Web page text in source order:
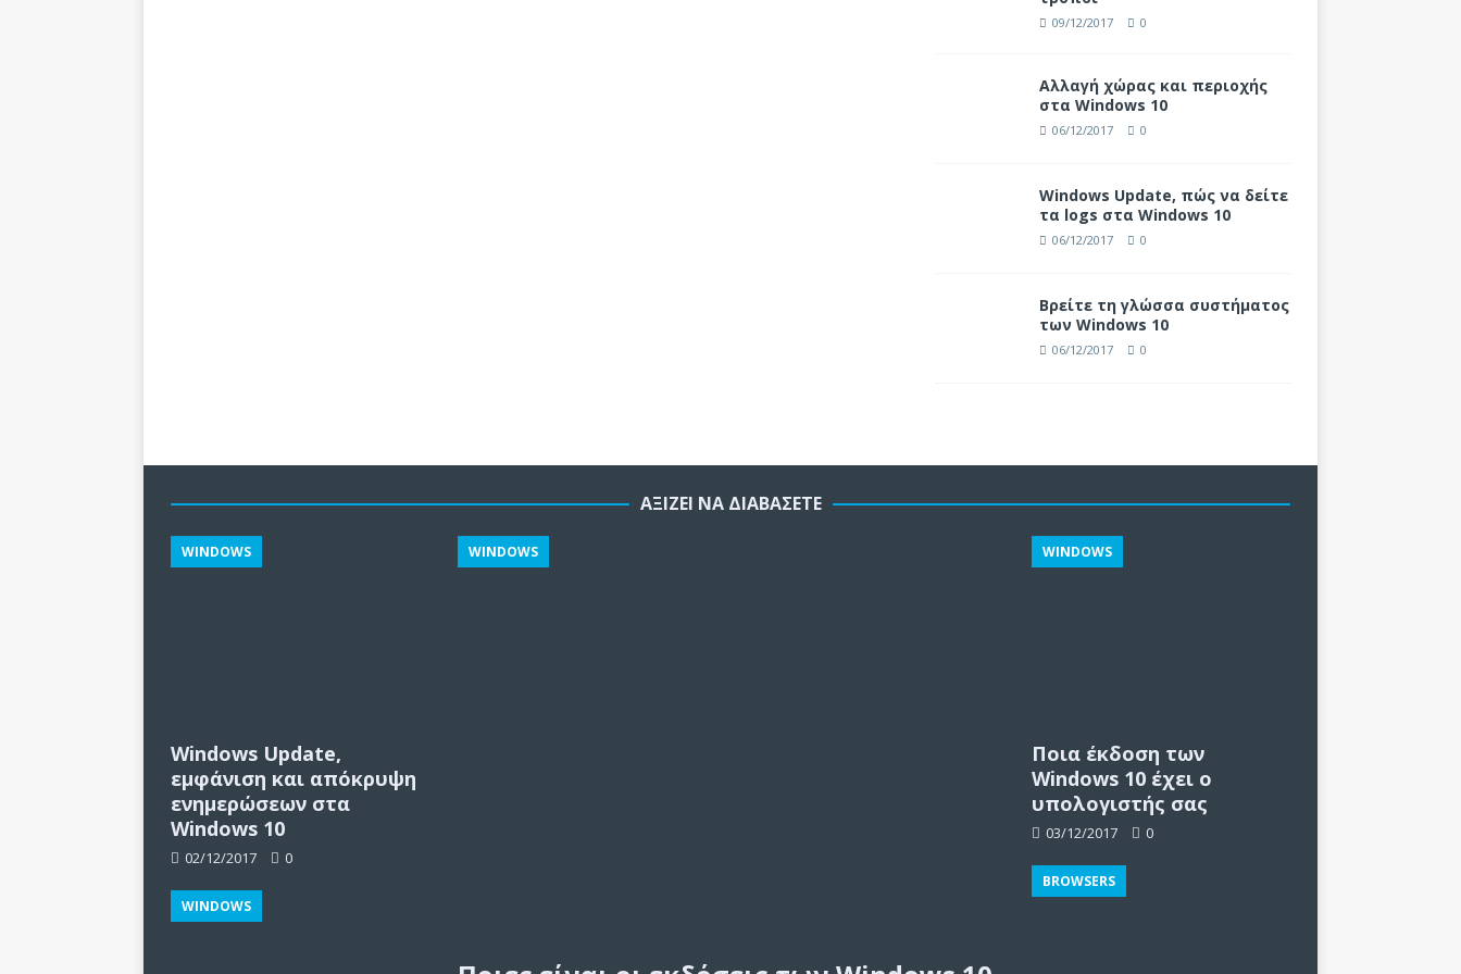
09/12/2017 0
Αλλαγή χώρας και περιοχής
στα Windows 10
06/12/2017 0
Windows Update, πώς να δείτε
τα logs στα Windows 10
06/12/2017 0
Βρείτε τη γλώσσα συστήματος
των Windows 10
06/12/2017 0
ΑΞΊΖΕΙ ΝΑ ΔΙΑΒΆΣΕΤΕ
WINDOWS
Ποια έκδοση των
Windows 10 έχει ο
υπολογιστής σας
WINDOWS
03/12/2017 0
BROWSERS
Windows Update,
εμφάνιση και απόκρυψη
ενημερώσεων στα
Windows 10
WINDOWS
02/12/2017 0
WINDOWS